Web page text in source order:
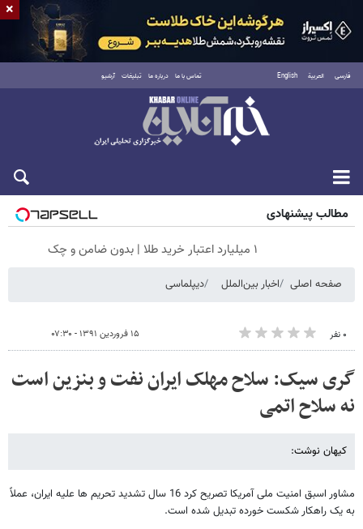
فارسی العربية English تماس با ما درباره ما تبلیغات آرشیو
شنبه ۱۷ مرداد ۱۴۰۵
مطالب پیشنهادی
۱ میلیارد اعتبار خرید طلا | بدون ضامن و چک
صفحه اصلی اخبار بین‌الملل دیپلماسی
۰ نفر ۱۵ فروردین ۱۳۹۱ - ۰۷:۳۰
گری سیک: سلاح مهلک ایران نفت و بنزین است
نه سلاح اتمی
کیهان نوشت:
مشاور اسبق امنیت ملی آمریکا تصریح کرد 16 سال تشدید تحریم ها علیه ایران، عملاً
به یک راهکار شکست خورده تبدیل شده است.
×